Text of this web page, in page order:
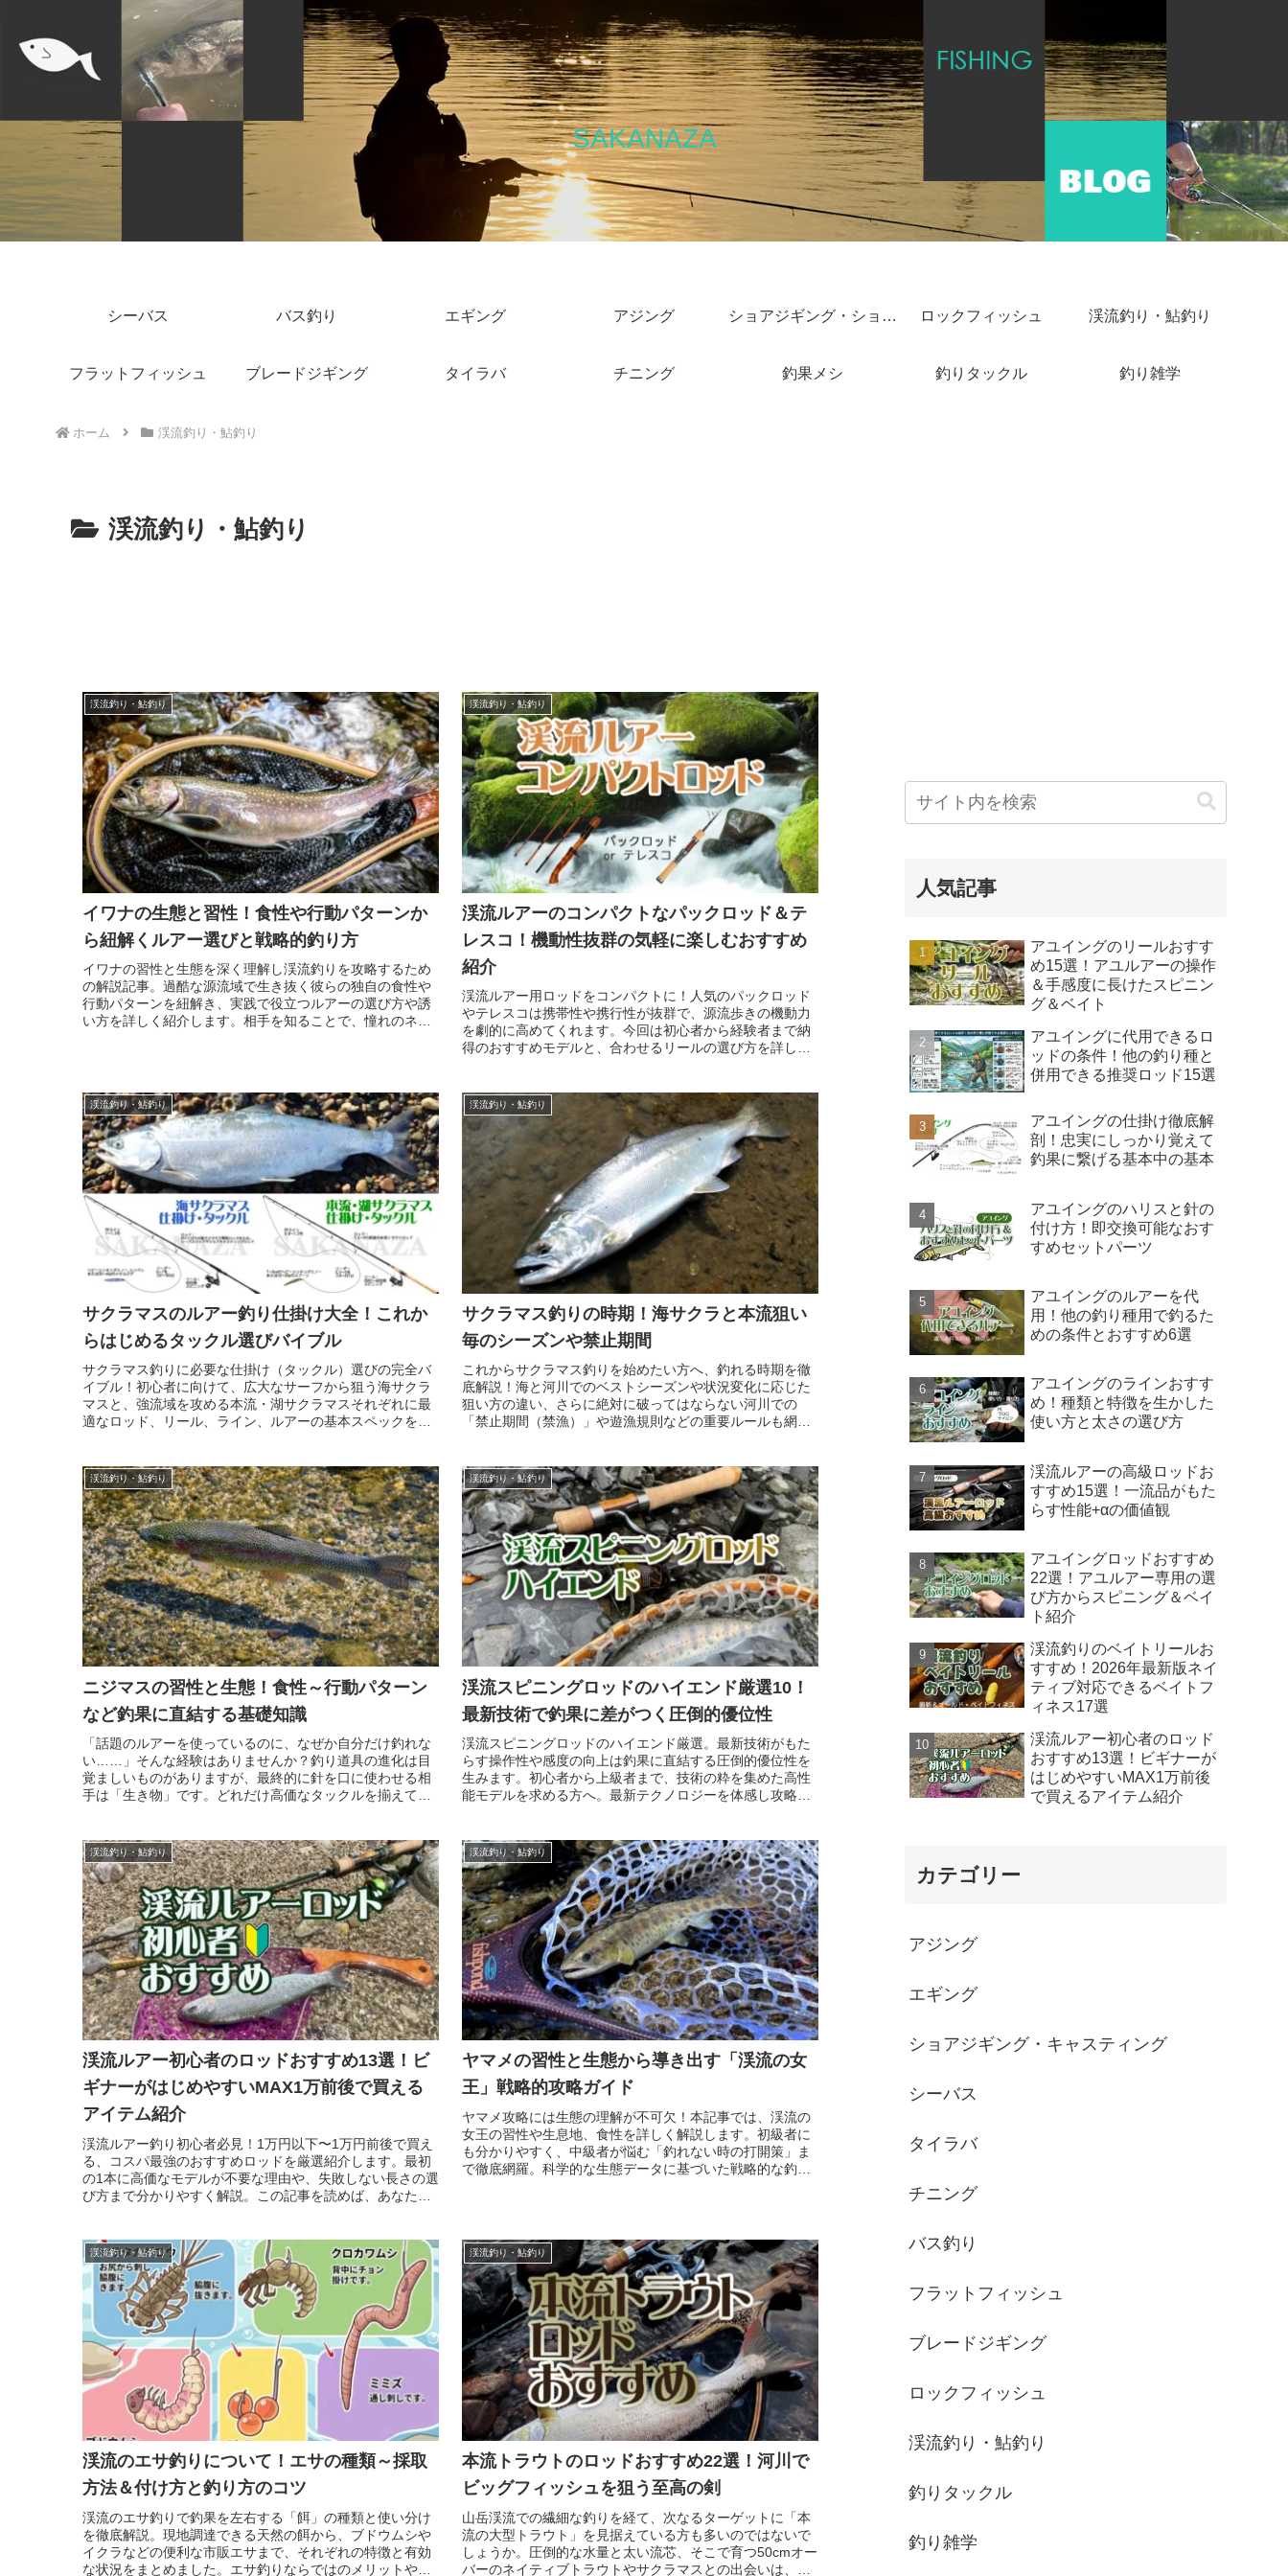
SAKANAZA
シーバス バス釣り エギング アジング ショアジギング・ショアキャスティング ロックフィッシュ 渓流釣り・鮎釣り
フラットフィッシュ ブレードジギング タイラバ チニング 釣果メシ 釣りタックル 釣り雑学
ホーム 渓流釣り・鮎釣り
渓流釣り・鮎釣り
渓流釣り・鮎釣り
イワナの生態と習性！食性や行動パターンか
ら紐解くルアー選びと戦略的釣り方
イワナの習性と生態を深く理解し渓流釣りを攻略するため
の解説記事。過酷な源流域で生き抜く彼らの独自の食性や
行動パターンを紐解き、実践で役立つルアーの選び方や誘
い方を詳しく紹介します。相手を知ることで、憧れのネイ
渓流釣り・鮎釣り
渓流ルアーのコンパクトなパックロッド＆テ
レスコ！機動性抜群の気軽に楽しむおすすめ
紹介
渓流ルアー用ロッドをコンパクトに！人気のパックロッド
やテレスコは携帯性や携行性が抜群で、源流歩きの機動力
を劇的に高めてくれます。今回は初心者から経験者まで納
得のおすすめモデルと、合わせるリールの選び方を詳しく
渓流釣り・鮎釣り
サクラマスのルアー釣り仕掛け大全！これか
らはじめるタックル選びバイブル
サクラマス釣りに必要な仕掛け（タックル）選びの完全バ
イブル！初心者に向けて、広大なサーフから狙う海サクラ
マスと、強流域を攻める本流・湖サクラマスそれぞれに最
適なロッド、リール、ライン、ルアーの基本スペックを解
渓流釣り・鮎釣り
サクラマス釣りの時期！海サクラと本流狙い
毎のシーズンや禁止期間
これからサクラマス釣りを始めたい方へ、釣れる時期を徹
底解説！海と河川でのベストシーズンや状況変化に応じた
狙い方の違い、さらに絶対に破ってはならない河川での
「禁止期間（禁漁）」や遊漁規則などの重要ルールも網
渓流釣り・鮎釣り
ニジマスの習性と生態！食性～行動パターン
など釣果に直結する基礎知識
「話題のルアーを使っているのに、なぜか自分だけ釣れな
い……」そんな経験はありませんか？釣り道具の進化は目
覚ましいものがありますが、最終的に針を口に使わせる相
手は「生き物」です。どれだけ高価なタックルを揃えて
渓流釣り・鮎釣り
渓流スピニングロッドのハイエンド厳選10！
最新技術で釣果に差がつく圧倒的優位性
渓流スピニングロッドのハイエンド厳選。最新技術がもた
らす操作性や感度の向上は釣果に直結する圧倒的優位性を
生みます。初心者から上級者まで、技術の粋を集めた高性
能モデルを求める方へ。最新テクノロジーを体感し攻略の
渓流釣り・鮎釣り
渓流ルアー初心者のロッドおすすめ13選！ビ
ギナーがはじめやすいMAX1万前後で買える
アイテム紹介
渓流ルアー釣り初心者必見！1万円以下〜1万円前後で買え
る、コスパ最強のおすすめロッドを厳選紹介します。最初
の1本に高価なモデルが不要な理由や、失敗しない長さの選
び方まで分かりやすく解説。この記事を読めば、あなたに
渓流釣り・鮎釣り
ヤマメの習性と生態から導き出す「渓流の女
王」戦略的攻略ガイド
ヤマメ攻略には生態の理解が不可欠！本記事では、渓流の
女王の習性や生息地、食性を詳しく解説します。初級者に
も分かりやすく、中級者が悩む「釣れない時の打開策」ま
で徹底網羅。科学的な生態データに基づいた戦略的な釣り
渓流釣り・鮎釣り
渓流のエサ釣りについて！エサの種類～採取
方法＆付け方と釣り方のコツ
渓流のエサ釣りで釣果を左右する「餌」の種類と使い分け
を徹底解説。現地調達できる天然の餌から、ブドウムシや
イクラなどの便利な市販エサまで、それぞれの特徴と有効
な状況をまとめました。エサ釣りならではのメリットや、
渓流釣り・鮎釣り
本流トラウトのロッドおすすめ22選！河川で
ビッグフィッシュを狙う至高の剣
山岳渓流での繊細な釣りを経て、次なるターゲットに「本
流の大型トラウト」を見据えている方も多いのではないで
しょうか。圧倒的な水量と太い流芯、そこで育つ50cmオー
バーのネイティブトラウトやサクラマスとの出会いは、ま
人気記事
アユイングのリールおすす
め15選！アユルアーの操作
＆手感度に長けたスピニン
グ＆ベイト
アユイングに代用できるロ
ッドの条件！他の釣り種と
併用できる推奨ロッド15選
アユイングの仕掛け徹底解
剖！忠実にしっかり覚えて
釣果に繋げる基本中の基本
アユイングのハリスと針の
付け方！即交換可能なおす
すめセットパーツ
アユイングのルアーを代
用！他の釣り種用で釣るた
めの条件とおすすめ6選
アユイングのラインおすす
め！種類と特徴を生かした
使い方と太さの選び方
渓流ルアーの高級ロッドお
すすめ15選！一流品がもた
らす性能+αの価値観
アユイングロッドおすすめ
22選！アユルアー専用の選
び方からスピニング＆ベイ
ト紹介
渓流釣りのベイトリールお
すすめ！2026年最新版ネイ
ティブ対応できるベイトフ
ィネス17選
渓流ルアー初心者のロッド
おすすめ13選！ビギナーが
はじめやすいMAX1万前後
で買えるアイテム紹介
カテゴリー
アジング
エギング
ショアジギング・キャスティング
シーバス
タイラバ
チニング
バス釣り
フラットフィッシュ
ブレードジギング
ロックフィッシュ
渓流釣り・鮎釣り
釣りタックル
釣り雑学